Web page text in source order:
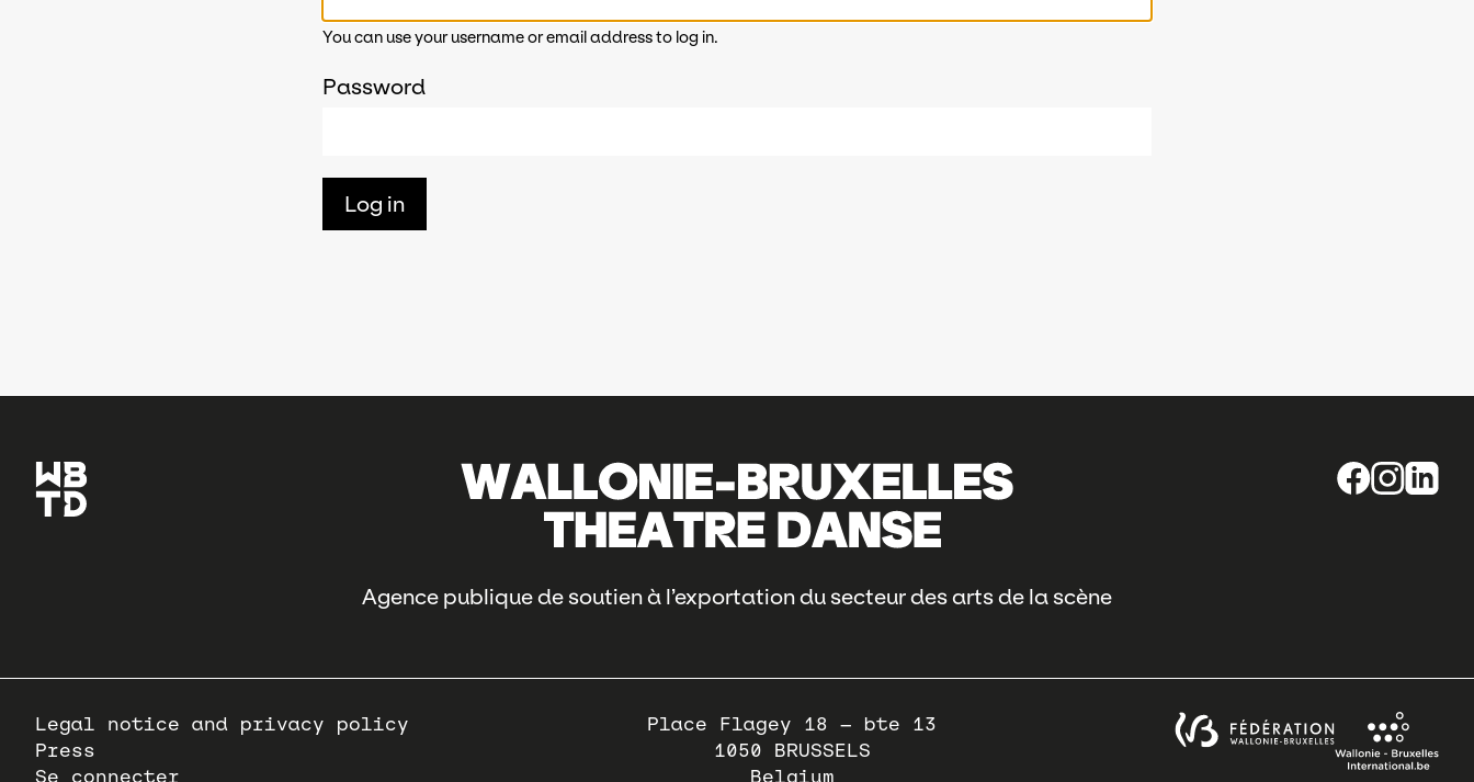
You can use your username or email address to log in.
Password
Agence publique de soutien à l’exportation du secteur des arts de la scène
Pied
de
page
Legal notice and privacy policy
Press
Se connecter
Place Flagey 18 – bte 13
1050
BRUSSELS
Belgium